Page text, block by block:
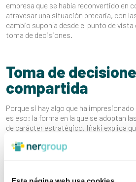
empresa que se había reconvertido en
atravesar una situación precaria, con
cambio suponía desde el punto de vista
toma de decisiones.
Toma de
compartida
Porque si hay algo que ha
es eso: la forma en la que se adoptan
de carácter estratégico. Iñaki explica
verticales suele ser el gerente o la
determinadas decisiones, en el caso
“se escuchó a las personas encargadas